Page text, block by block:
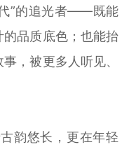
代”的追光者——既能
品质底色；也能抬
，被更多人听见、
韵悠长，更在年轻